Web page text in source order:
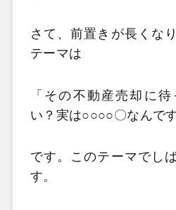
さて、前置きが長くな
テーマは
「その不動産売却に
い？実は○○○○〇なんで
です。このテーマでし
す。